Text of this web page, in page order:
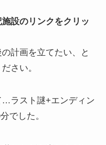
設のリンクをクリッ
計画を立てたい、と
さい。
…ラスト謎+エンディン
でした。